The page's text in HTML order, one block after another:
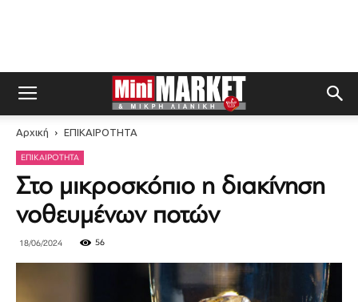
Αρχική ΕΠΙΚΑΙΡΟΤΗΤΑ
ΕΠΙΚΑΙΡΟΤΗΤΑ
Στο μικροσκόπιο η διακίνηση
νοθευμένων ποτών
18/06/2024 56